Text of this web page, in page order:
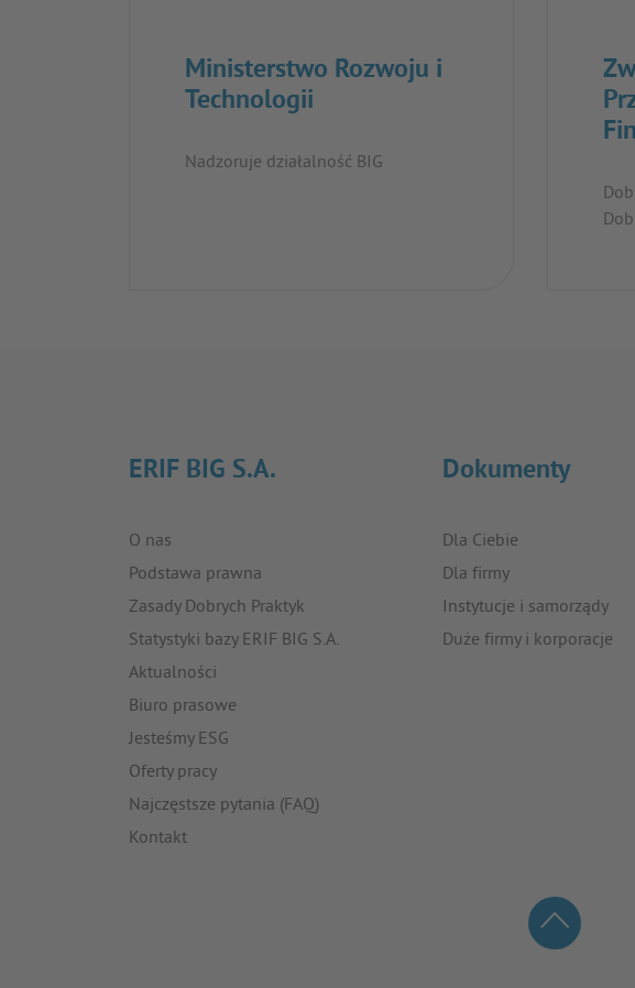
Ministerstwo Rozwoju i
Technologii
Nadzoruje działalność BIG
ERIF BIG S.A.
O nas
Podstawa prawna
Zasady Dobrych Praktyk
Statystyki bazy ERIF BIG S.A.
Aktualności
Biuro prasowe
Jesteśmy ESG
Oferty pracy
Najczęstsze pytania (FAQ)
Kontakt
Dokumenty
Dla Ciebie
Dla firmy
Instytucje i samorządy
Duże firmy i korporacje